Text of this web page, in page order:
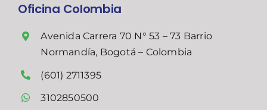
Oficina Colombia
Avenida Carrera 70 N° 53 – 73 Barrio
Normandía, Bogotá – Colombia
(601) 2711395
3102850500